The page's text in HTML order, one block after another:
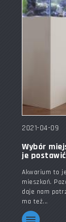
2021-04-09
Wybór
je
Akwarium to
mieszkań.
daje nam
ma też...